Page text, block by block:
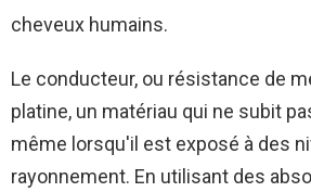
cheveux humains.
Le conducteur, ou résistance de
platine, un matériau qui ne subit
même lorsqu'il est exposé à des
rayonnement. En utilisant des